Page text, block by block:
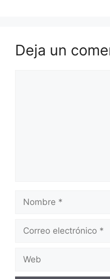
Deja un
Nombre
Correo
Web